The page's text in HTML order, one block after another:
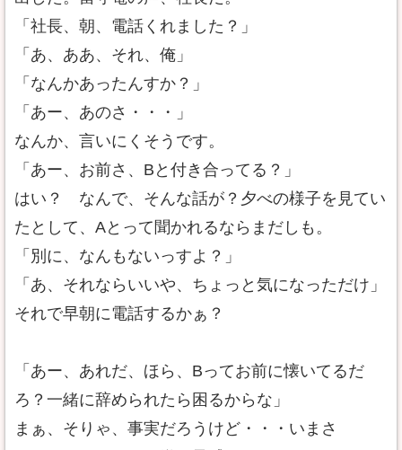
「社長、朝、電話くれました？」
「あ、ああ、それ、俺」
「なんかあったんすか？」
「あー、あのさ・・・」
なんか、言いにくそうです。
「あー、お前さ、Bと付き合ってる？」
はい？ なんで、そんな話が？夕べの様子を見てい
たとして、Aとって聞かれるならまだしも。
「別に、なんもないっすよ？」
「あ、それならいいや、ちょっと気になっただけ」
それで早朝に電話するかぁ？
「あー、あれだ、ほら、Bってお前に懐いてるだ
ろ？一緒に辞められたら困るからな」
まぁ、そりゃ、事実だろうけど・・・いまさ